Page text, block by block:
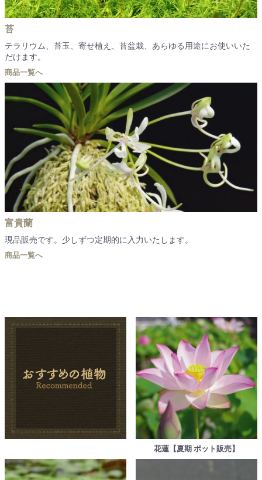
苔
テラリウム、苔玉、寄せ植え、苔盆栽、あらゆる用途にお使いいた
だけます。
商品一覧へ
富貴蘭
現品販売です。少しずつ定期的に入力いたします。
商品一覧へ
花蓮【夏期 ポット販売】